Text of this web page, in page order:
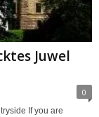
Juwel
0
If you are